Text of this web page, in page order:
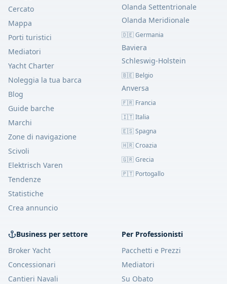
Cercato
Mappa
Porti turistici
Mediatori
Yacht Charter
Noleggia la tua barca
Blog
Guide barche
Marchi
Zone di navigazione
Scivoli
Elektrisch Varen
Tendenze
Statistiche
Crea annuncio
Olanda Settentrionale
Olanda Meridionale
🇩🇪Germania
Baviera
Schleswig-Holstein
🇧🇪 Belgio
Anversa
🇫🇷 Francia
🇮🇹Italia
🇪🇸Spagna
🇭🇷Croazia
🇬🇷Grecia
🇵🇹 Portogallo
Business per settore
Broker Yacht
Concessionari
Cantieri Navali
Per Professionisti
Pacchetti e Prezzi
Mediatori
Su Obato